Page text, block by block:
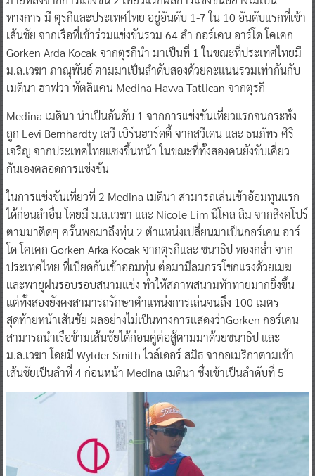
ทางการ มี ตุรกีและประเทศไทย อยู่อันดับ 1-7 ใน 10 อันดับแรกที่เข้า
เส้นชัย จากเรือที่เข้าร่วมแข่งขันรวม 64 ลำ กอร์เคน อาร์โด โคเคก
Gorken Arda Kocak จากตุรกีนำ มาเป็นที่ 1 ในขณะที่ประเทศไทยมี
ม.ล.เวฆา ภาณุพันธ์ ตามมาเป็นลำดับสองด้วยคะแนนรวมเท่ากันกับ
เมดินา ฮาฟวา ทัตลิแคน Medina Havva Tatlican จากตุรกี
Medina เมดินา นำเป็นอันดับ 1 จากการแข่งขันเที่ยวแรกจนกระทั่ง
ถูก Levi Bernhardty เลวี เบิร์นฮาร์ดตี้ จากสวีเดน และ ธนภัทร ศิริ
เจริญ จากประเทศไทยแซงขึ้นหน้า ในขณะที่ทั้งสองคนยังขับเคี่ยว
กันเองตลอดการแข่งขัน
ในการแข่งขันเที่ยวที่ 2 Medina เมดินา สามารถเล่นเข้าอ้อมทุนแรก
ได้ก่อนลำอื่น โดยมี ม.ล.เวฆา และ Nicole Lim นิโคล ลิม จากสิงคโปร์
ตามมาติดๆ ครั้นพอมาถึงทุ่น 2 ตำแหน่งเปลี่ยนมาเป็นกอร์เคน อาร์
โด โคเคก Gorken Arka Kocak จากตุรกีและ ชนาธิป ทองกล่ำ จาก
ประเทศไทย ที่เบียดกันเข้าออมทุ่น ต่อมามีลมกรรโชกแรงด้วยเมฆ
และพายุฝนรอบรอบสนามแข่ง ทำให้สภาพสนามท้าทายมากยิ่งขึ้น
แต่ทั้งสองยังคงสามารถรักษาตำแหน่งการเล่นจนถึง 100 เมตร
สุดท้ายหน้าเส้นชัย ผลอย่างไม่เป็นทางการแสดงว่าGorken กอร์เคน
สามารถนำเรือข้ามเส้นชัยได้ก่อนคู่ต่อสู้ตามมาด้วยชนาธิป และ
ม.ล.เวฆา โดยมี Wylder Smith ไวล์เดอร์ สมิธ จากอเมริกาตามเข้า
เส้นชัยเป็นลำที่ 4 ก่อนหน้า Medina เมดินา ซึ่งเข้าเป็นลำดับที่ 5